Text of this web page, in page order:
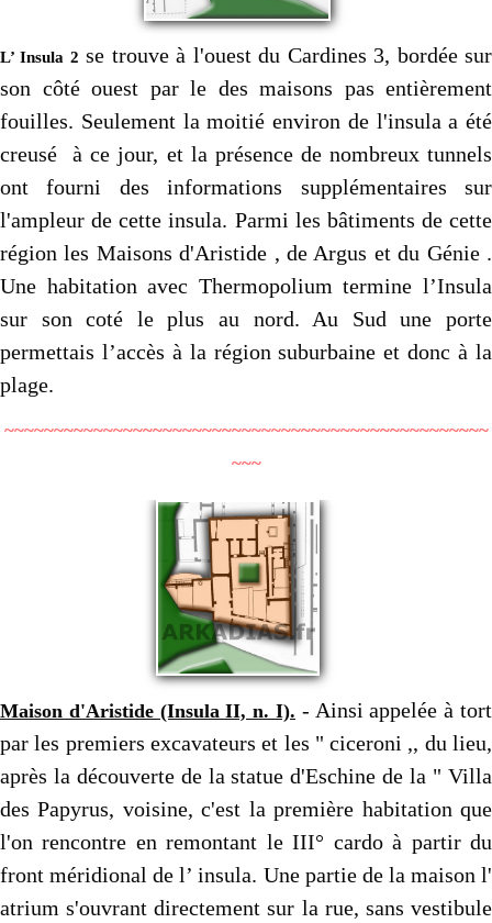
L’ Insula 2 se trouve à l'ouest du Cardines 3, bordée sur
son côté ouest par le des maisons pas entièrement
fouilles. Seulement la moitié environ de l'insula a été
creusé à ce jour, et la présence de nombreux tunnels
ont fourni des informations supplémentaires sur
l'ampleur de cette insula. Parmi les bâtiments de cette
région les Maisons d'Aristide , de Argus et du Génie .
Une habitation avec Thermopolium termine l’Insula
sur son coté le plus au nord. Au Sud une porte
permettais l’accès à la région suburbaine et donc à la
plage.
~~~~~~~~~~~~~~~~~~~~~~~~~~~~~~~~~~~~~~~~~~~~~~~~~
~~~
Maison d'Aristide (Insula II, n. I). - Ainsi appelée à tort
par les premiers excavateurs et les " ciceroni ,, du lieu,
après la découverte de la statue d'Eschine de la " Villa
des Papyrus, voisine, c'est la première habitation que
l'on rencontre en remontant le III° cardo à partir du
front méridional de l’ insula. Une partie de la maison l'
atrium s'ouvrant directement sur la rue, sans vestibule